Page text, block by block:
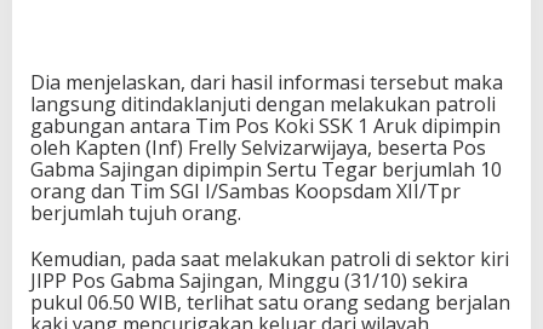
Dia menjelaskan, dari hasil informasi tersebut maka
langsung ditindaklanjuti dengan melakukan patroli
gabungan antara Tim Pos Koki SSK 1 Aruk dipimpin
oleh Kapten (Inf) Frelly Selvizarwijaya, beserta Pos
Gabma Sajingan dipimpin Sertu Tegar berjumlah 10
orang dan Tim SGI I/Sambas Koopsdam XII/Tpr
berjumlah tujuh orang.
Kemudian, pada saat melakukan patroli di sektor kiri
JIPP Pos Gabma Sajingan, Minggu (31/10) sekira
pukul 06.50 WIB, terlihat satu orang sedang berjalan
kaki yang mencurigakan keluar dari wilayah